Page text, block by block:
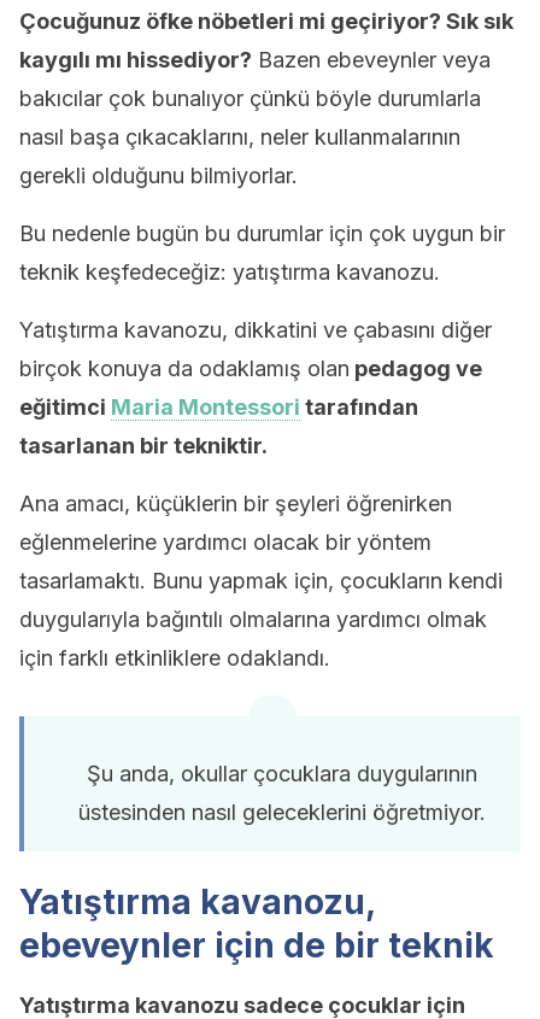
Çocuğunuz öfke nöbetleri mi geçiriyor? Sık sık
kaygılı mı hissediyor? Bazen ebeveynler veya
bakıcılar çok bunalıyor çünkü böyle durumlarla
nasıl başa çıkacaklarını, neler kullanmalarının
gerekli olduğunu bilmiyorlar.
Bu nedenle bugün bu durumlar için çok uygun bir
teknik keşfedeceğiz: yatıştırma kavanozu.
Yatıştırma kavanozu, dikkatini ve çabasını diğer
birçok konuya da odaklamış olan pedagog ve
eğitimci Maria Montessori tarafından
tasarlanan bir tekniktir.
Ana amacı, küçüklerin bir şeyleri öğrenirken
eğlenmelerine yardımcı olacak bir yöntem
tasarlamaktı. Bunu yapmak için, çocukların kendi
duygularıyla bağıntılı olmalarına yardımcı olmak
için farklı etkinliklere odaklandı.
Şu anda, okullar çocuklara duygularının
üstesinden nasıl geleceklerini öğretmiyor.
Yatıştırma kavanozu,
ebeveynler için de bir teknik
Yatıştırma kavanozu sadece çocuklar için